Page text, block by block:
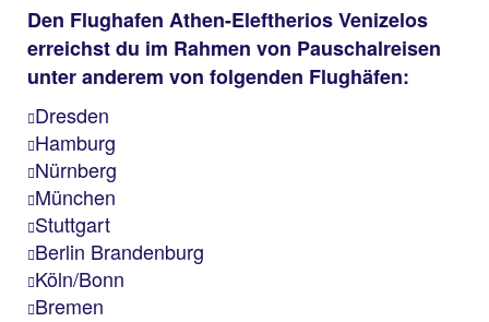
Den Flughafen Athen-Eleftherios Venizelos
erreichst du im Rahmen von Pauschalreisen
unter anderem von folgenden Flughäfen:
Dresden
Hamburg
Nürnberg
München
Stuttgart
Berlin Brandenburg
Köln/Bonn
Bremen